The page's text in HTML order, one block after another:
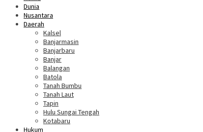
Dunia
Nusantara
Daerah
Kalsel
Banjarmasin
Banjarbaru
Banjar
Balangan
Batola
Tanah Bumbu
Tanah Laut
Tapin
Hulu Sungai Tengah
Kotabaru
Hukum